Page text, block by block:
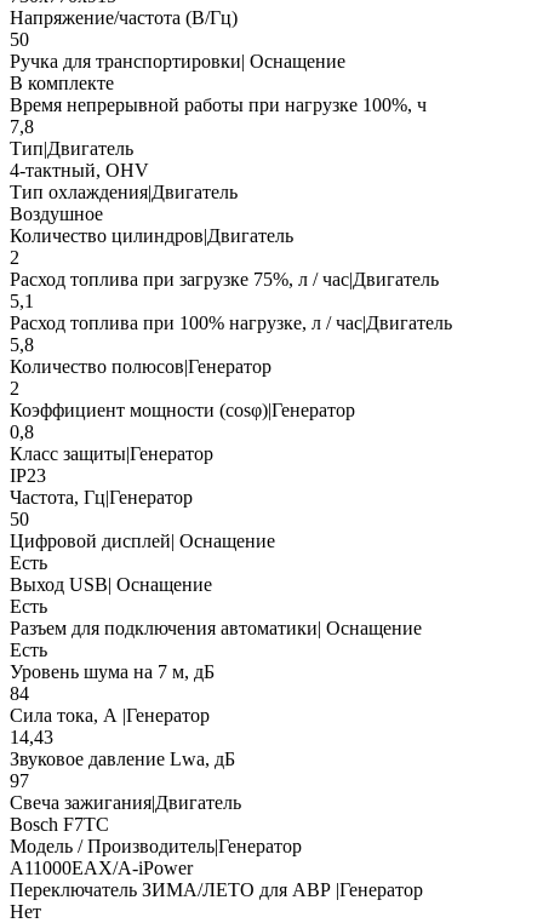
Напряжение/частота (В/Гц)
50
Ручка для транспортировки| Оснащение
В комплекте
Время непрерывной работы при нагрузке 100%, ч
7,8
Тип|Двигатель
4-тактный, OHV
Тип охлаждения|Двигатель
Воздушное
Количество цилиндров|Двигатель
2
Расход топлива при загрузке 75%, л / час|Двигатель
5,1
Расход топлива при 100% нагрузке, л / час|Двигатель
5,8
Количество полюсов|Генератор
2
Коэффициент мощности (cosφ)|Генератор
0,8
Класс защиты|Генератор
IP23
Частота, Гц|Генератор
50
Цифровой дисплей| Оснащение
Есть
Выход USB| Оснащение
Есть
Разъем для подключения автоматики| Оснащение
Есть
Уровень шума на 7 м, дБ
84
Сила тока, А |Генератор
14,43
Звуковое давление Lwa, дБ
97
Свеча зажигания|Двигатель
Bosch F7TC
Модель / Производитель|Генератор
A11000ЕАХ/A-iPower
Переключатель ЗИМА/ЛЕТО для АВР |Генератор
Нет